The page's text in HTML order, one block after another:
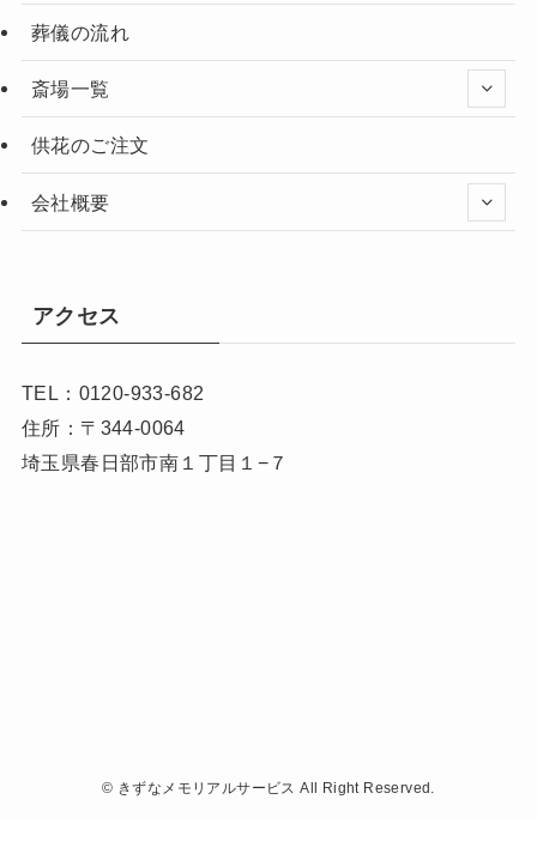
葬儀の流れ
斎場一覧
供花のご注文
会社概要
アクセス
TEL：0120-933-682
住所：〒344-0064
埼玉県春日部市南１丁目１−７
© きずなメモリアルサービス All Right Reserved.